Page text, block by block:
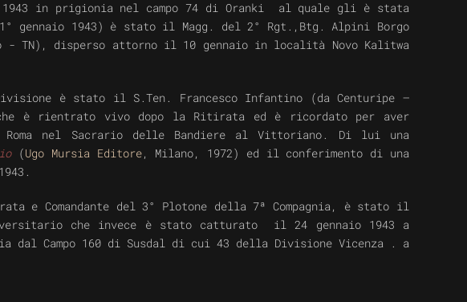
1943 in prigionia nel campo 74 di Oranki al quale gli è stata
gennaio 1943) è stato il Magg. del 2° Rgt.,Btg. Alpini Borgo
TN), disperso attorno il 10 gennaio in località Novo Kalitwa
è stato il S.Ten. Francesco Infantino (da Centuripe –
è rientrato vivo dopo la Ritirata ed è ricordato per aver
Roma nel Sacrario delle Bandiere al Vittoriano. Di lui una
(Ugo Mursia Editore, Milano, 1972) ed il conferimento di una
e Comandante del 3° Plotone della 7ª Compagnia,
è stato il
che invece è stato catturato il 24 gennaio 1943 a
Campo 160 di Susdal di cui 43 della Divisione Vicenza . a